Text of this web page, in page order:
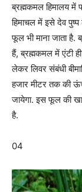
ब्रह्मकमल हिमालय में
हिमाचल में इसे देव
फूल भी माना जाता है.
हैं, ब्रह्मकमल में एंटी
लेकर लिवर संबंधी
हजार मीटर तक की
जायेगा. इस फूल की
है.
04